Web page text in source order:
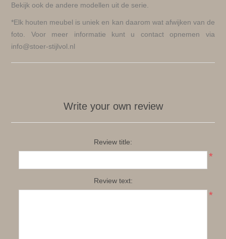
Bekijk ook de andere modellen uit de serie.
*Elk houten meubel is uniek en kan daarom wat afwijken van de
foto. Voor meer informatie kunt u contact opnemen via
info@stoer-stijlvol.nl
Write your own review
Review title:
*
Review text:
*